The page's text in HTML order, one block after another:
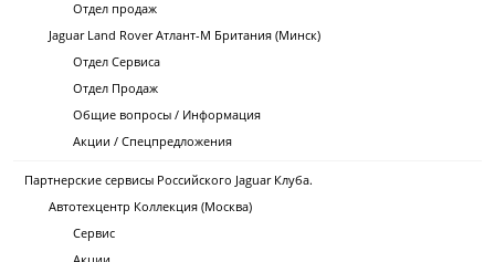
Отдел продаж
Jaguar Land Rover Атлант-М Британия (Минск)
Отдел Сервиса
Отдел Продаж
Общие вопросы / Информация
Акции / Спецпредложения
Партнерские сервисы Российского Jaguar Клуба.
Автотехцентр Коллекция (Москва)
Сервис